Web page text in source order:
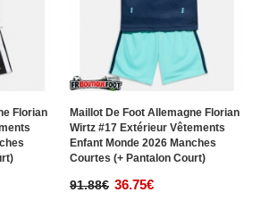
Florian
Maillot De Foot Allemagne Florian
Wirtz #17 Extérieur Vêtements
Enfant Monde 2026 Manches
Courtes (+ Pantalon Court)
91.88€ 36.75€